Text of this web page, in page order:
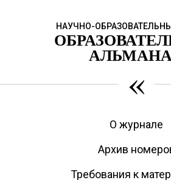
НАУЧНО-
«
О журнале
Архив
Требования к